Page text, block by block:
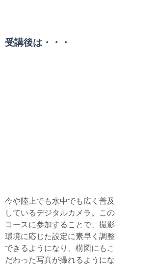
受講後は・・・
今や陸上でも水中でも広く普及
しているデジタルカメラ。この
コースに参加することで、撮影
環境に応じた設定に素早く調整
できるようになり、構図にもこ
だわった写真が撮れるようにな